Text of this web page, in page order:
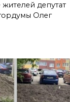
депутат
Олег